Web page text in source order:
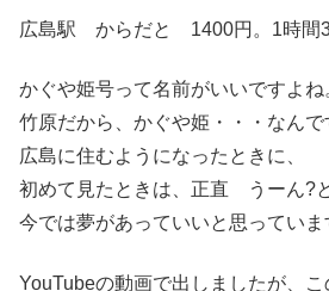
広島駅 からだと 1400円。1時間
かぐや姫号って名前がいいですよね
竹原だから、かぐや姫・・・なんで
広島に住むようになったときに、
初めて見たときは、正直 うーん?
今では夢があっていいと思っていま
YouTubeの動画で出しましたが、